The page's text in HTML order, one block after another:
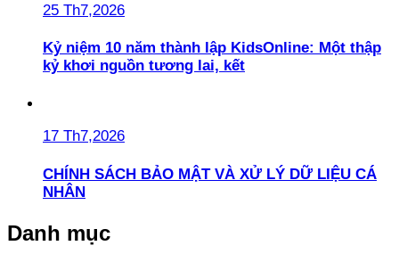
25 Th7,2026
Kỷ niệm 10 năm thành lập KidsOnline: Một thập
kỷ khơi nguồn tương lai, kết
17 Th7,2026
CHÍNH SÁCH BẢO MẬT VÀ XỬ LÝ DỮ LIỆU CÁ
NHÂN
Danh mục